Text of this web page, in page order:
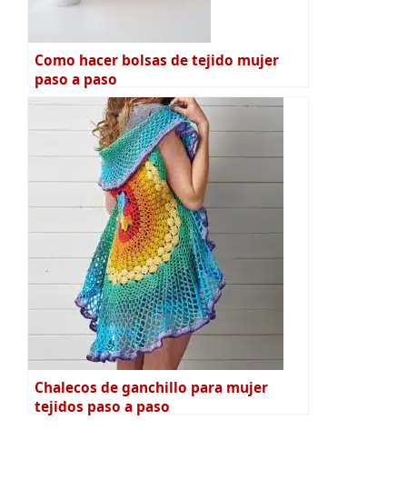
Como hacer bolsas de tejido mujer
paso a paso
Chalecos de ganchillo para mujer
tejidos paso a paso